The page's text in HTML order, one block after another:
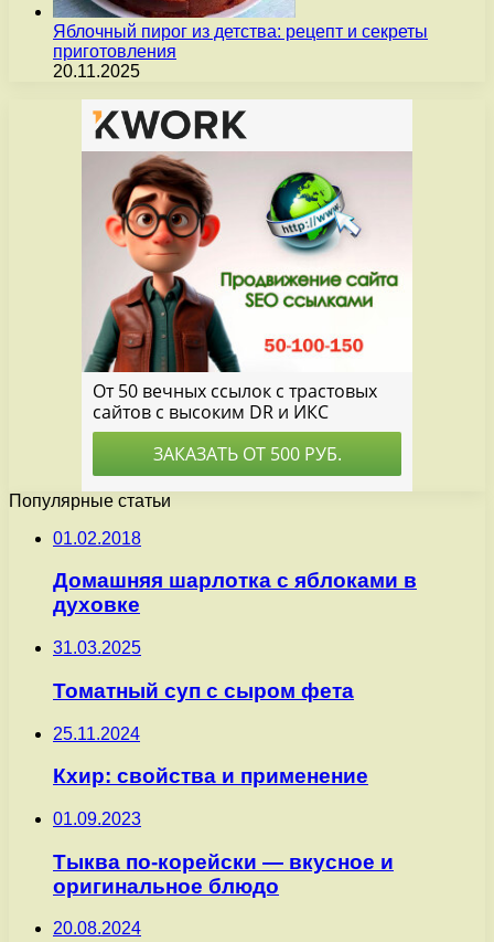
Яблочный пирог из детства: рецепт и секреты
приготовления
20.11.2025
Популярные статьи
01.02.2018
Домашняя шарлотка с яблоками в
духовке
31.03.2025
Томатный суп с сыром фета
25.11.2024
Кхир: свойства и применение
01.09.2023
Тыква по-корейски — вкусное и
оригинальное блюдо
20.08.2024